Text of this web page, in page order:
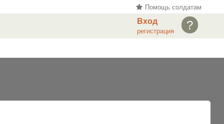
Помощь солдатам
?
Вход
регистрация